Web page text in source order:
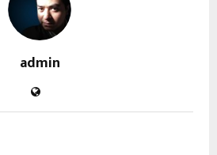
admin